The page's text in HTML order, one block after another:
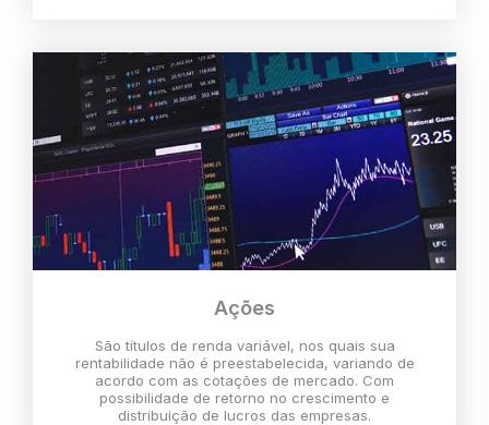
Ações
São títulos de renda variável, nos quais sua
rentabilidade não é preestabelecida, variando de
acordo com as cotações de mercado. Com
possibilidade de retorno no crescimento e
distribuição de lucros das empresas.